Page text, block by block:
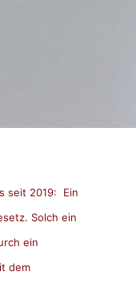
seit 2019: Ein
Solch ein
ein
dem